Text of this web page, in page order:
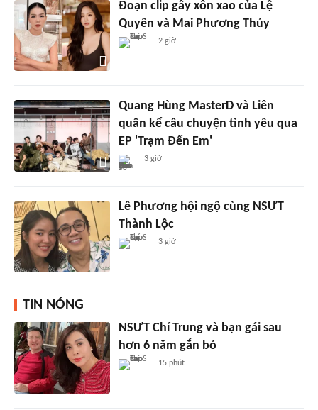
Đoạn clip gây xôn xao của Lệ
Quyên và Mai Phương Thúy
2 giờ
Quang Hùng MasterD và Liên
quân kể câu chuyện tình yêu qua
EP 'Trạm Đến Em'
3 giờ
Lê Phương hội ngộ cùng NSƯT
Thành Lộc
3 giờ
TIN NÓNG
NSƯT Chí Trung và bạn gái sau
hơn 6 năm gắn bó
15 phút